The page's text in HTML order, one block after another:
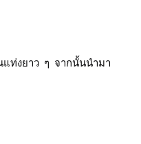
ท่งยาว ๆ จากนั้นนำมา